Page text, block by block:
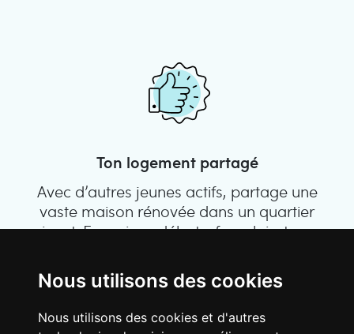
Nous utilisons des cookies
Nous utilisons des cookies et d'autres
Ton logement partagé
Avec d’autres jeunes actifs, partage une
vaste maison rénovée dans un quartier
vivant. Fous rires, débats, franglais, team
Story, mais en mieux !